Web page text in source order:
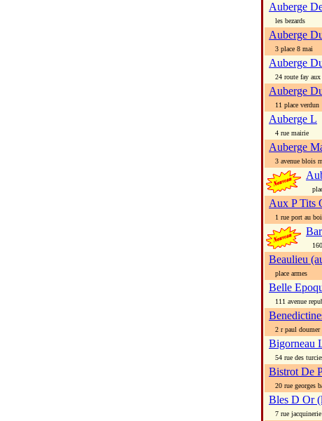
Auberge
les bezards
Auberge
3 place 8 mai
Auberge
24 route fay aux
Auberge
11 place verdun
Auberge L
4 rue mairie
Auberge
3 avenue blois
Aux P Tits
1 rue port au
160
Beaulieu
place armes
Belle
111 avenue
2 r paul doumer
Bigorneau
54 rue des
Bistrot De
20 rue georges
Bles D Or
7 rue jacquinerie